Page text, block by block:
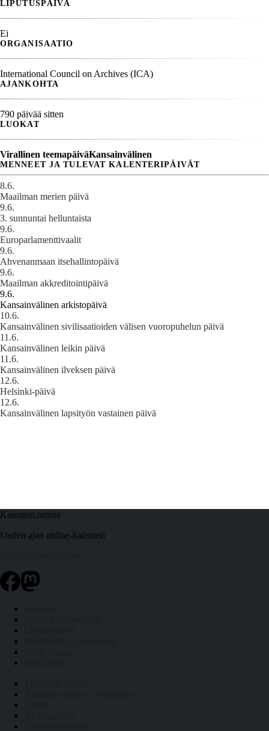
LIPUTUSPÄIVÄ
Ei
ORGANISAATIO
International Council on Archives (ICA)
AJANKOHTA
790 päivää sitten
LUOKAT
Virallinen teemapäiväKansainvälinen
MENNEET JA TULEVAT KALENTERIPÄIVÄT
8.6.
Maailman merien päivä
9.6.
3. sunnuntai helluntaista
9.6.
Europarlamenttivaalit
9.6.
Ahvenanmaan itsehallintopäivä
9.6.
Maailman akkreditointipäivä
9.6.
Kansainvälinen arkistopäivä
10.6.
Kansainvälinen sivilisaatioiden välisen vuoropuhelun päivä
11.6.
Kansainvälinen leikin päivä
11.6.
Kansainvälinen ilveksen päivä
12.6.
Helsinki-päivä
12.6.
Kansainvälinen lapsityön vastainen päivä
Kalenteri.online
Uuden ajan online-kalenteri